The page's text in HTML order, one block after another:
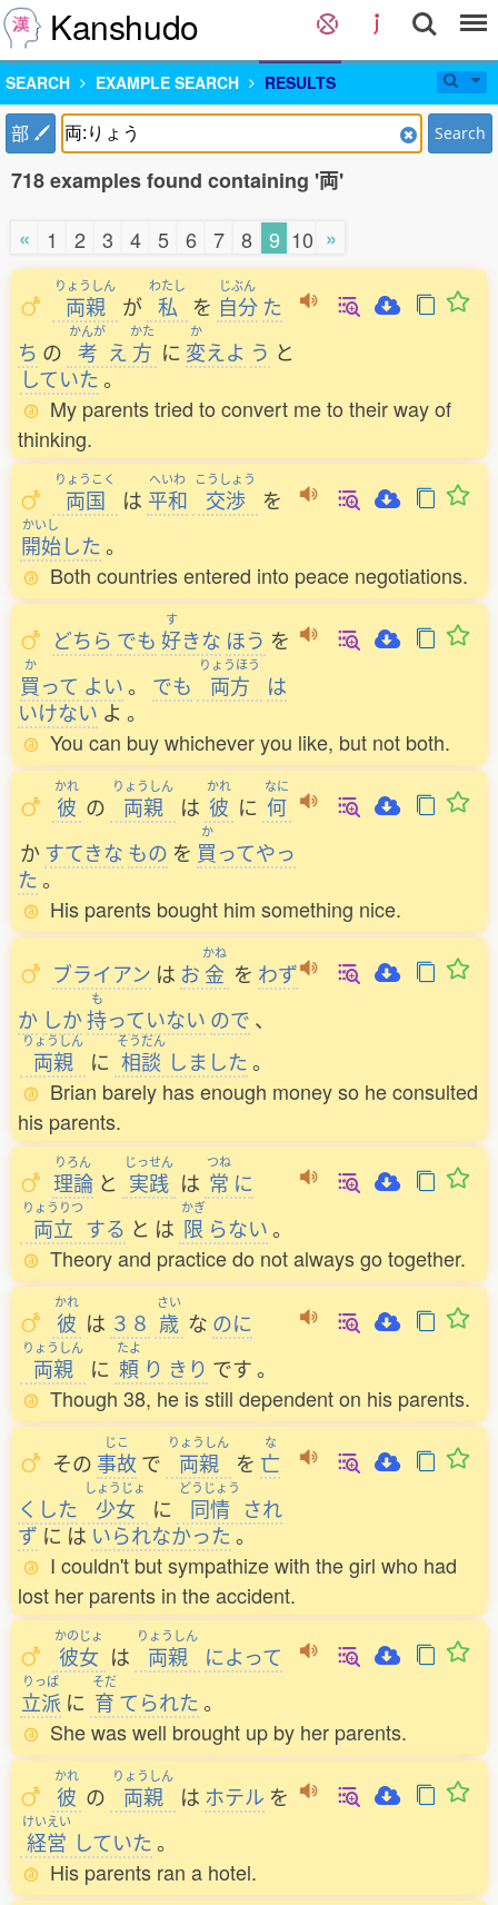
Kanshudo
SEARCH EXAMPLE SEARCH RESULTS
部 Search
718 examples found containing '両'
« 1 2 3 4 5 6 7 8 9 10 »
りょうしん
両親 が
わたし
私 を
じぶん
自分 た
ち の
かんが
考 え
かた
方 に
か
変えよ う と
していた。
My parents tried to convert me to their way of
thinking.
りょうこく
両国 は
へいわ
平和
こうしょう
交渉 を
かいし
開始した。
Both countries entered into peace negotiations.
どちら でも
す
好きな ほう を
か
買って よい。 でも
りょうほう
両方
は
いけない よ 。
You can buy whichever you like, but not both.
かれ
彼 の
りょうしん
両親 は
かれ
彼 に
なに
何
か すてきな もの を
か
買ってやっ
た。
His parents bought him something nice.
ブライアン は お
かね
金 を わず
か しか
も
持っていない ので 、
りょうしん
両親 に
そうだん
相談 しました。
Brian barely has enough money so he consulted
his parents.
りろん
理論 と
じっせん
実践 は
つね
常 に
りょうりつ
両立 する と は
かぎ
限 らない。
Theory and practice do not always go together.
かれ
彼 は ３８
さい
歳 な のに
りょうしん
両親 に
たよ
頼 り きり です。
Though 38, he is still dependent on his parents.
その
じこ
事故で
りょうしん
両親 を
な
亡
くした
しょうじょ
少女 に
どうじょう
同情 され
ず に は いられなかった。
I couldn't but sympathize with the girl who had
lost her parents in the accident.
かのじょ
彼女 は
りょうしん
両親 によって
りっぱ
立派 に
そだ
育 てられた。
She was well brought up by her parents.
かれ
彼 の
りょうしん
両親 は ホテル を
けいえい
経営 していた。
His parents ran a hotel.